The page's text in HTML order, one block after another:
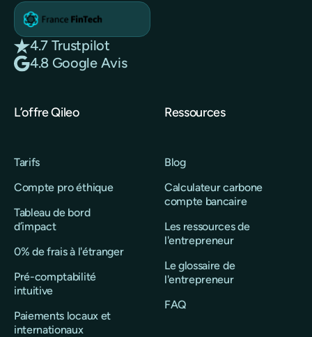
4.7 Trustpilot
4.8 Google Avis
L’offre Qileo
Tarifs
Compte pro éthique
Tableau de bord
d’impact
0% de frais à l'étranger
Pré-comptabilité
intuitive
Paiements locaux et
internationaux
Ressources
Blog
Calculateur carbone
compte bancaire
Les ressources de
l'entrepreneur
Le glossaire de
l'entrepreneur
FAQ